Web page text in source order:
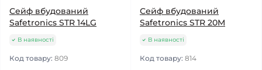
Сейф вбудований
Safetronics STR 14LG
В наявності
Код товару: 809
Сейф вбудований
Safetronics STR 20M
В наявності
Код товару: 814